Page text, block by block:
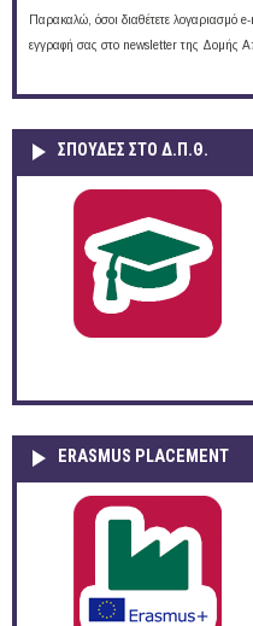
Παρακαλώ, όσοι διαθέτετε λογαριασμό
εγγραφή σας στο newsletter της Δομής
ΣΠΟΥΔΈΣ ΣΤΟ Δ.Π.Θ.
ERASMUS PLACEMENT